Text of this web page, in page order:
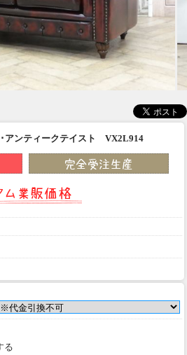
･アンティークテイスト VX2L914
る